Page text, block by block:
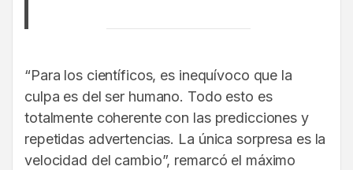
“Para los científicos, es inequívoco que la
culpa es del ser humano. Todo esto es
totalmente coherente con las predicciones y
repetidas advertencias. La única sorpresa es la
velocidad del cambio”, remarcó el máximo